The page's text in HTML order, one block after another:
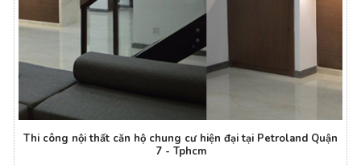
Thi công nội thất căn hộ chung cư hiện đại tại Petroland Quận
7 - Tphcm